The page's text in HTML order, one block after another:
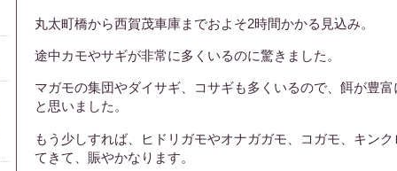
丸太町橋から西賀茂車庫までおよそ2時間かかる見込み。
途中カモやサギが非常に多くいるのに驚きました。
マガモの集団やダイサギ、コサギも多くいるので、餌が豊
と思いました。
もう少しすれば、ヒドリガモやオナガガモ、コガモ、キン
てきて、賑やかなります。